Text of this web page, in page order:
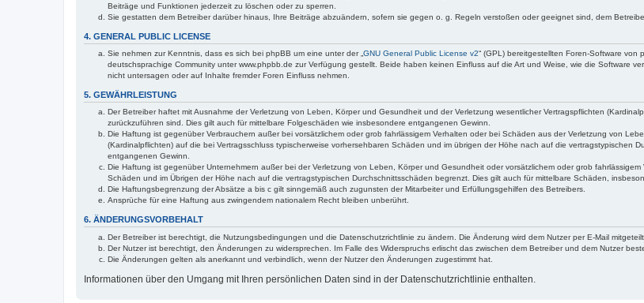
Beiträge und Funktionen jederzeit zu löschen oder zu sperren.
Sie gestatten dem Betreiber darüber hinaus, Ihre Beiträge abzuändern, sofern sie gegen o. g. Regeln verstoßen oder geeignet sind, dem
4. GENERAL PUBLIC LICENSE
Sie nehmen zur Kenntnis, dass es sich bei phpBB um eine unter der „ GNU General Public License v2“ (GPL) bereitgestellten Foren-Software
deutschsprachige Community unter www.phpbb.de zur Verfügung gestellt. Beide haben keinen Einfluss auf die Art und Weise, wie die Software
nicht untersagen oder auf Inhalte fremder Foren Einfluss nehmen.
5. GEWÄHRLEISTUNG
Der Betreiber haftet mit Ausnahme der Verletzung von Leben, Körper und Gesundheit und der Verletzung wesentlicher Vertragspflichten
zurückzuführen sind. Dies gilt auch für mittelbare Folgeschäden wie insbesondere entgangenen Gewinn.
Die Haftung ist gegenüber Verbrauchern außer bei vorsätzlichem oder grob fahrlässigem Verhalten oder bei Schäden aus der Verletzung von
(Kardinalpflichten) auf die bei Vertragsschluss typischerweise vorhersehbaren Schäden und im übrigen der Höhe nach auf die vertragstypischen
entgangenen Gewinn.
Die Haftung ist gegenüber Unternehmern außer bei der Verletzung von Leben, Körper und Gesundheit oder vorsätzlichem oder grob
Schäden und im Übrigen der Höhe nach auf die vertragstypischen Durchschnittsschäden begrenzt. Dies gilt auch für mittelbare Schäden,
Die Haftungsbegrenzung der Absätze a bis c gilt sinngemäß auch zugunsten der Mitarbeiter und Erfüllungsgehilfen des Betreibers.
Ansprüche für eine Haftung aus zwingendem nationalem Recht bleiben unberührt.
6. ÄNDERUNGSVORBEHALT
Der Betreiber ist berechtigt, die Nutzungsbedingungen und die Datenschutzrichtlinie zu ändern. Die Änderung wird dem Nutzer per E-Mail mitgeteilt.
Der Nutzer ist berechtigt, den Änderungen zu widersprechen. Im Falle des Widerspruchs erlischt das zwischen dem Betreiber und dem Nutzer
Die Änderungen gelten als anerkannt und verbindlich, wenn der Nutzer den Änderungen zugestimmt hat.
Informationen über den Umgang mit Ihren persönlichen Daten sind in der Datenschutzrichtlinie enthalten.